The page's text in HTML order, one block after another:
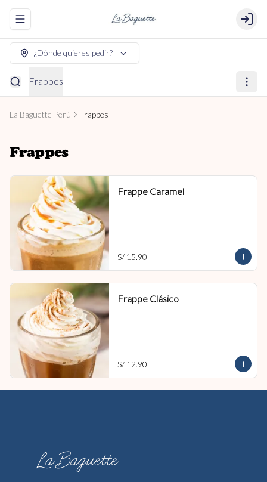
Abrir menu de navegación Login
¿Dónde quieres pedir?
Frappes
La Baguette Perú Frappes
Frappes
Frappe Caramel
S/ 15.90
Frappe Clásico
S/ 12.90